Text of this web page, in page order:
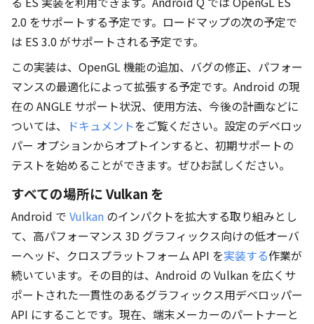
2.0 をサポートする予定です。ロードマップの次の予定で
は ES 3.0 がサポートされる予定です。
この実装は、OpenGL 機能の追加、バグの修正、パフォー
マンスの最適化によって拡張する予定です。Android の現
在の ANGLE サポート状況、使用方法、今後の計画などに
ついては、 ドキュメントをご覧ください。設定のデベロッ
パー オプションからオプトインすると、初期サポートの
テストを始めることができます。ぜひお試しください。
すべての場所に Vulkan を
Android で Vulkan のインパクトを拡大する取り組みとし
て、高パフォーマンス 3D グラフィックス向けの低オーバ
ーヘッド、クロスプラットフォーム API を実装する作業が
続いています。その目的は、Android の Vulkan を広くサ
ポートされた一貫性のあるグラフィックス用デベロッパー
API にすることです。現在、端末メーカーのパートナーと